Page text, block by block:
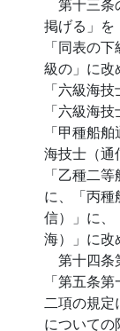
掲げる」を
「同表の
級の」に改
「六級海
「六級海
「甲種船
海技士（通
「乙種二
に、「丙種
信）」に、
海）」に改
第十四条
「第五条
二項の規定
について